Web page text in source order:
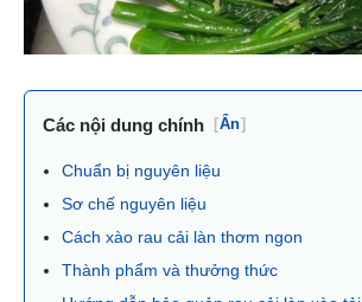
Các nội dung chính [Ẩn]
Chuẩn bị nguyên liệu
Sơ chế nguyên liệu
Cách xào rau cải làn thơm ngon
Thành phẩm và thưởng thức